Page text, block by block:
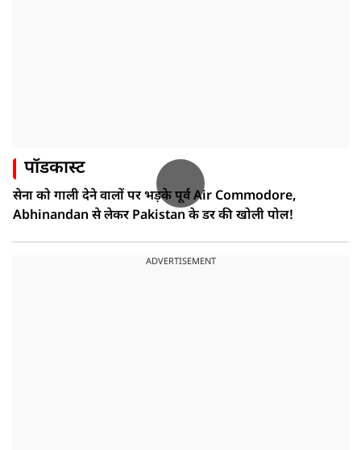
पॉडकास्ट
सेना को गाली देने वालों पर भड़के पूर्व Air Commodore,
Abhinandan से लेकर Pakistan के डर की खोली पोल!
ADVERTISEMENT